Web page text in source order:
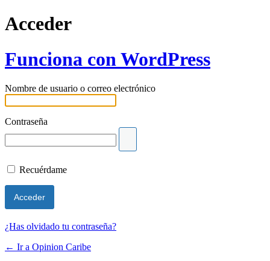
Acceder
Funciona con WordPress
Nombre de usuario o correo electrónico
Contraseña
Recuérdame
¿Has olvidado tu contraseña?
← Ir a Opinion Caribe